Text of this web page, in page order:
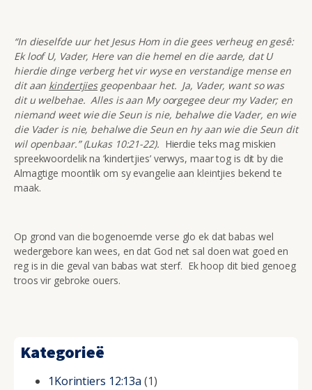
“In dieselfde uur het Jesus Hom in die gees verheug en gesê:
Ek loof U, Vader, Here van die hemel en die aarde, dat U
hierdie dinge verberg het vir wyse en verstandige mense en
dit aan kindertjiesgeopenbaar het. Ja, Vader, want so was
dit u welbehae. Alles is aan My oorgegee deur my Vader; en
niemand weet wie die Seun is nie, behalwe die Vader, en wie
die Vader is nie, behalwe die Seun en hy aan wie die Seun dit
wil openbaar.” (Lukas 10:21-22). Hierdie teks mag miskien
spreekwoordelik na ‘kindertjies’ verwys, maar tog is dit by die
Almagtige moontlik om sy evangelie aan kleintjies bekend te
maak.
Op grond van die bogenoemde verse glo ek dat babas wel
wedergebore kan wees, en dat God net sal doen wat goed en
reg is in die geval van babas wat sterf. Ek hoop dit bied genoeg
troos vir gebroke ouers.
Kategorieë
1Korintiers 12:13a (1)